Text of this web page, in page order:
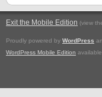
Exit the Mobile Edition (view
Proudly powered by WordPress
WordPress Mobile Edition